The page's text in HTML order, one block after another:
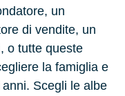
un
di vendite, un
o tutte queste
la famiglia e
Scegli le albe